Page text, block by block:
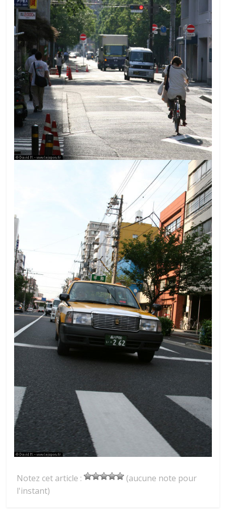
Notez cet article :
(aucune note pour
l'instant)